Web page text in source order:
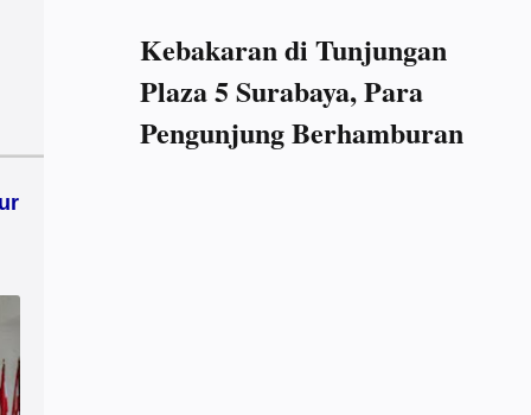
Kebakaran di Tunjungan
Plaza 5 Surabaya, Para
Pengunjung Berhamburan